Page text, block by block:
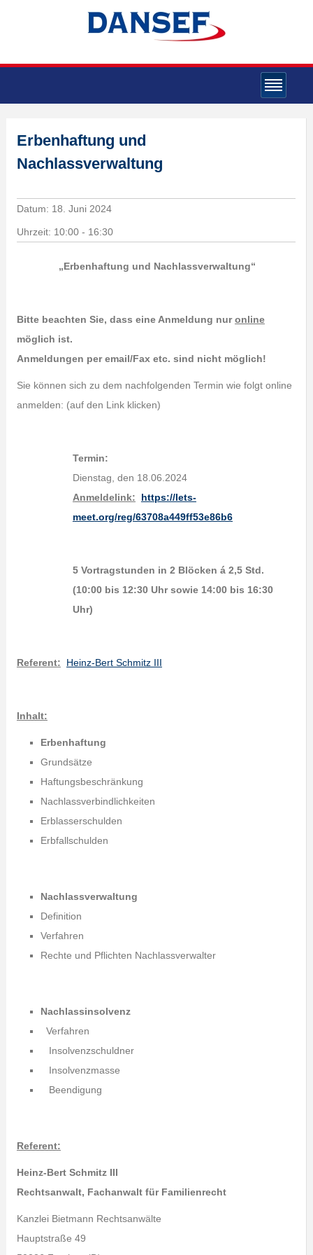
Erbenhaftung und
Nachlassverwaltung
Datum: 18. Juni 2024
Uhrzeit: 10:00 - 16:30
„Erbenhaftung und Nachlassverwaltung“
Bitte beachten Sie, dass eine Anmeldung nuronline
möglich ist.
Anmeldungen per email/Fax etc. sind nicht möglich!
Sie können sich zu dem nachfolgenden Termin wie folgt online
anmelden: (auf den Link klicken)
Termin:
Dienstag, den 18.06.2024
Anmeldelink:
https://lets-
meet.org/reg/63708a449ff53e86b6
5 Vortragstunden in 2 Blöcken á 2,5 Std.
(10:00 bis 12:30 Uhr sowie 14:00 bis 16:30
Uhr)
Referent: Heinz-Bert Schmitz III
Inhalt:
Erbenhaftung
Grundsätze
Haftungsbeschränkung
Nachlassverbindlichkeiten
Erblasserschulden
Erbfallschulden
Nachlassverwaltung
Definition
Verfahren
Rechte und Pflichten Nachlassverwalter
Nachlassinsolvenz
Verfahren
Insolvenzschuldner
Insolvenzmasse
Beendigung
Referent:
Heinz-Bert Schmitz III
Rechtsanwalt, Fachanwalt für Familienrecht
Kanzlei Bietmann Rechtsanwälte
Hauptstraße 49